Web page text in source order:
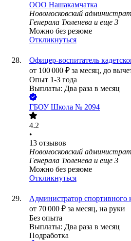
ООО Нашакамчатка
Новомосковский
Генерала Тюленева и еще 3
Можно без резюме
Откликнуться
Офицер-воспитатель
от 100 000 ₽ за месяц, до
Опыт 1-3 года
Выплаты: Два раза в месяц
ГБОУ Школа № 2094
4.2
•
13 отзывов
Новомосковский
Генерала Тюленева и еще 3
Можно без резюме
Откликнуться
Администратор спортивного
от 70 000 ₽ за месяц, на руки
Без опыта
Выплаты: Два раза в месяц
Подработка